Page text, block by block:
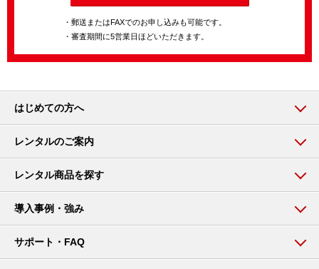
・郵送またはFAXでのお申し込みも可能です。
・審査期間に5営業日ほどいただきます。
はじめての方へ
レンタルのご案内
レンタル商品を探す
導入事例・強み
サポート・FAQ